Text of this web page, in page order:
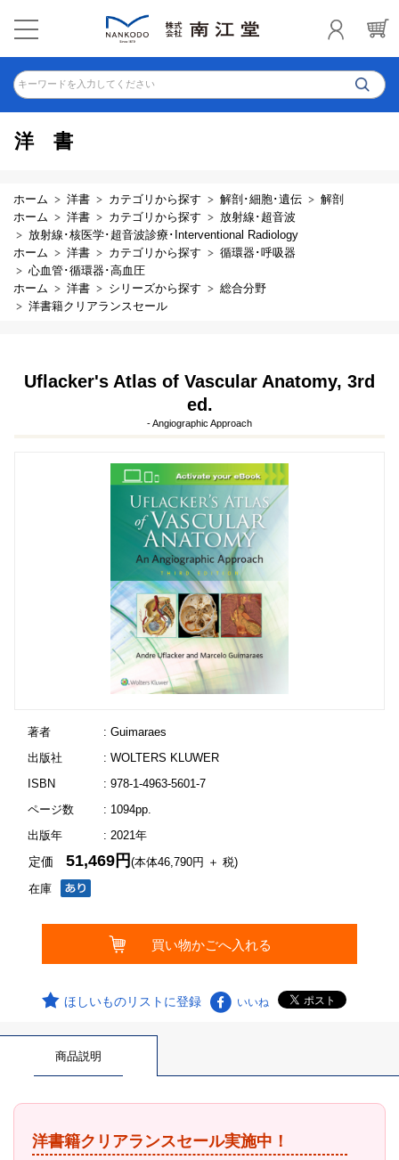
キーワードを入力してください
洋書
ホーム 洋書 カテゴリから探す 解剖･細胞･遺伝
解剖
ホーム
洋書 カテゴリから探す
放射線･超音波
放射線･核医学･超音波診療･Interventional Radiology
ホーム
洋書 カテゴリから探す
循環器･呼吸器
心血管･循環器･高血圧
ホーム
洋書 シリーズから探す
総合分野
洋書籍クリアランスセール
Uflacker's Atlas of Vascular Anatomy, 3rd
ed.
- Angiographic Approach
著者
: Guimaraes
出版社
: WOLTERS KLUWER
ISBN
: 978-1-4963-5601-7
ページ数
: 1094pp.
出版年
: 2021年
在庫
定価51,469円(本体46,790円 ＋ 税)
ほしいものリストに登録 いいね
商品説明
洋書籍クリアランスセール実施中！